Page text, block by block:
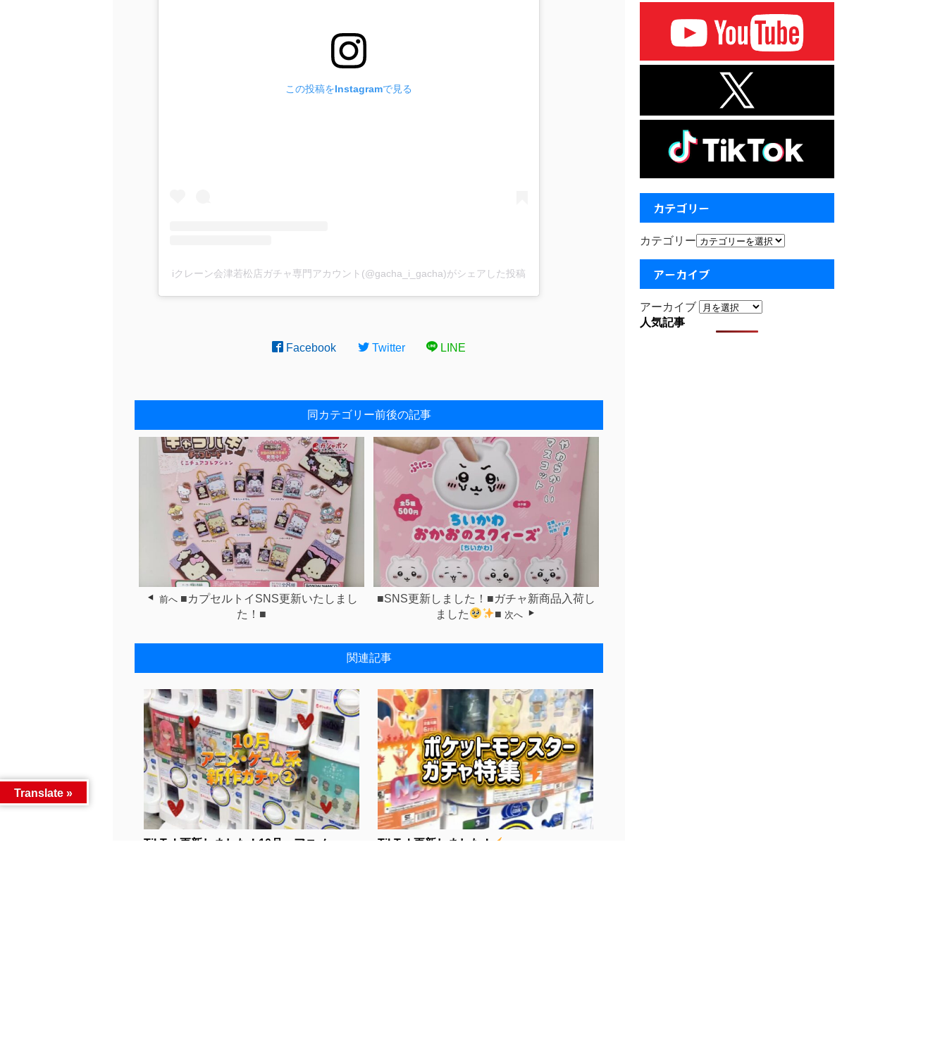
この投稿をInstagramで見る
iクレーン会津若松店ガチャ専門アカウント(@gacha_i_gacha)がシェアした投稿
Facebook Twitter LINE
同カテゴリー前後の記事
前へ ■カプセルトイSNS更新いたしまし
た！■
■SNS更新しました！■ガチャ新商品入荷し
ました
■ 次へ
関連記事
TikTok更新しました！10月〜アニメ... TikTok更新しました！
カテゴリー
カテゴリー
アーカイブ
アーカイブ
人気記事
Translate »